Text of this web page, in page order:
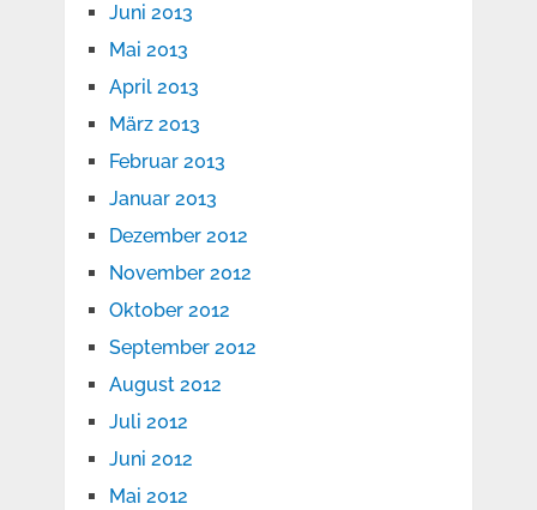
Juni 2013
Mai 2013
April 2013
März 2013
Februar 2013
Januar 2013
Dezember 2012
November 2012
Oktober 2012
September 2012
August 2012
Juli 2012
Juni 2012
Mai 2012